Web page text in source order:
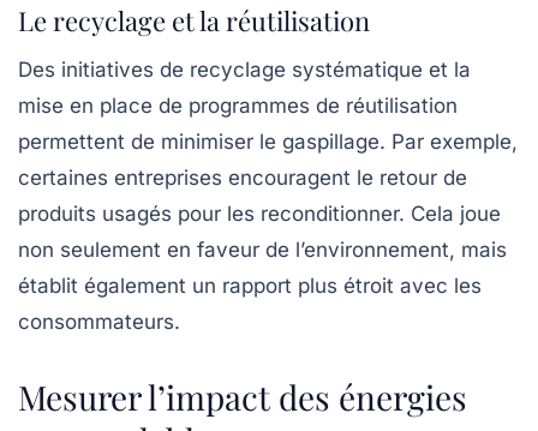
Le recyclage et la réutilisation
Des initiatives de recyclage systématique et la
mise en place de programmes de réutilisation
permettent de minimiser le gaspillage. Par exemple,
certaines entreprises encouragent le retour de
produits usagés pour les reconditionner. Cela joue
non seulement en faveur de l’environnement, mais
établit également un rapport plus étroit avec les
consommateurs.
Mesurer l’impact des énergies